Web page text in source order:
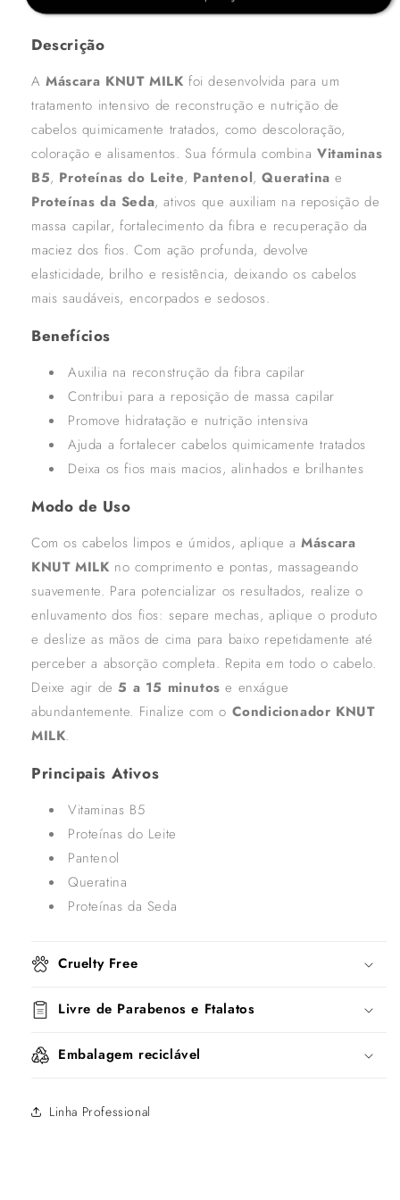
Descrição
AMáscara KNUT MILK foi desenvolvida para um
tratamento intensivo de reconstrução e nutrição de
cabelos quimicamente tratados, como descoloração,
coloração e alisamentos. Sua fórmula combinaVitaminas
B5, Proteínas do Leite, Pantenol,Queratina e
Proteínas da Seda, ativos que auxiliam na reposição de
massa capilar, fortalecimento da fibra e recuperação da
maciez dos fios. Com ação profunda, devolve
elasticidade, brilho e resistência, deixando os cabelos
mais saudáveis, encorpados e sedosos.
Benefícios
Auxilia na reconstrução da fibra capilar
Contribui para a reposição de massa capilar
Promove hidratação e nutrição intensiva
Ajuda a fortalecer cabelos quimicamente tratados
Deixa os fios mais macios, alinhados e brilhantes
Modo de Uso
Com os cabelos limpos e úmidos, aplique aMáscara
KNUT MILK no comprimento e pontas, massageando
suavemente. Para potencializar os resultados, realize o
enluvamento dos fios: separe mechas, aplique o produto
e deslize as mãos de cima para baixo repetidamente até
perceber a absorção completa. Repita em todo o cabelo.
Deixe agir de 5 a 15 minutos e enxágue
abundantemente. Finalize com o Condicionador KNUT
MILK.
Principais Ativos
Vitaminas B5
Proteínas do Leite
Pantenol
Queratina
Proteínas da Seda
Cruelty Free
Livre de Parabenos e Ftalatos
Embalagem reciclável
Linha Professional